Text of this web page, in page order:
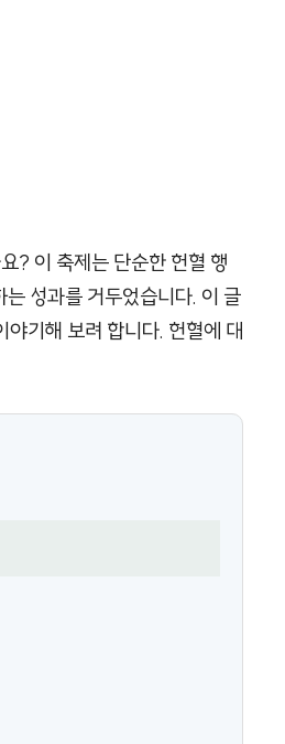
? 이 축제는 단순한 헌혈 행
성과를 거두었습니다. 이 글
기해 보려 합니다. 헌혈에 대